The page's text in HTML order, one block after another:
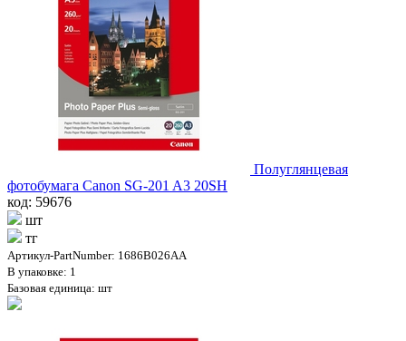
Полуглянцевая
фотобумага Canon SG-201 A3 20SH
код: 59676
шт
тг
Артикул-PartNumber: 1686B026AA
В упаковке: 1
Базовая единица: шт